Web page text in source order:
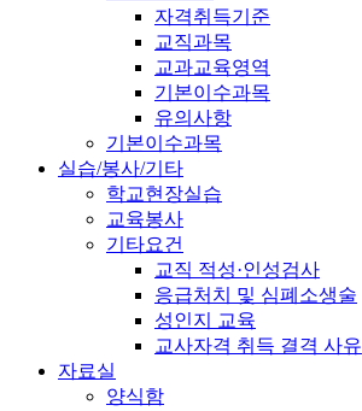
자격취득기준
교직과목
교과교육영역
기본이수과목
유의사항
기본이수과목
실습/봉사/기타
학교현장실습
교육봉사
기타요건
교직 적성·인성검사
응급처치 및 심폐소생술
성인지 교육
교사자격 취득 결격 사유
자료실
양식함